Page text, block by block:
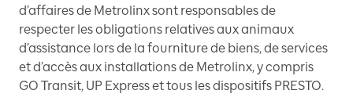
d’affaires de Metrolinx sont responsables de
respecter les obligations relatives aux animaux
d’assistance lors de la fourniture de biens, de services
et d’accès aux installations de Metrolinx, y compris
GO Transit, UP Express et tous les dispositifs PRESTO.